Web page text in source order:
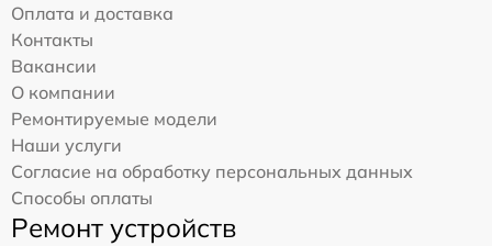
Оплата и доставка
Контакты
Вакансии
О компании
Ремонтируемые модели
Наши услуги
Согласие на обработку персональных данных
Способы оплаты
Ремонт устройств